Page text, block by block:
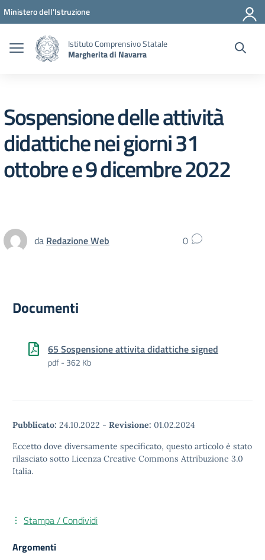
Vai ai contenuti
Vai al menu di navigazione
Vai al footer
Ministero dell'Istruzione
Istituto Comprensivo Statale
Margherita di Navarra
Sospensione delle attività
didattiche nei giorni 31
ottobre e 9 dicembre 2022
da Redazione Web 0
Documenti
65 Sospensione attivita didattiche signed
pdf - 362 Kb
Pubblicato: 24.10.2022 - Revisione: 01.02.2024
Eccetto dove diversamente specificato, questo articolo è stato
rilasciato sotto Licenza Creative Commons Attribuzione 3.0
Italia.
Stampa / Condividi
Argomenti